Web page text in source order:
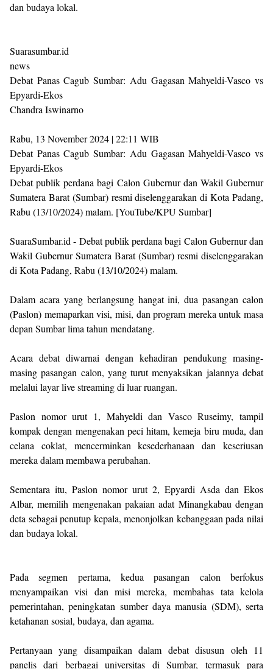
dan budaya lokal.
Suarasumbar.id
news
Debat Panas Cagub Sumbar: Adu Gagasan Mahyeldi-Vasco vs
Epyardi-Ekos
Chandra Iswinarno
Rabu, 13 November 2024 | 22:11 WIB
Debat Panas Cagub Sumbar: Adu Gagasan Mahyeldi-Vasco vs
Epyardi-Ekos
Debat publik perdana bagi Calon Gubernur dan Wakil Gubernur
Sumatera Barat (Sumbar) resmi diselenggarakan di Kota Padang,
Rabu (13/10/2024) malam. [YouTube/KPU Sumbar]
SuaraSumbar.id - Debat publik perdana bagi Calon Gubernur dan
Wakil Gubernur Sumatera Barat (Sumbar) resmi diselenggarakan
di Kota Padang, Rabu (13/10/2024) malam.
Dalam acara yang berlangsung hangat ini, dua pasangan calon
(Paslon) memaparkan visi, misi, dan program mereka untuk masa
depan Sumbar lima tahun mendatang.
Acara debat diwarnai dengan kehadiran pendukung masing-
masing pasangan calon, yang turut menyaksikan jalannya debat
melalui layar live streaming di luar ruangan.
Paslon nomor urut 1, Mahyeldi dan Vasco Ruseimy, tampil
kompak dengan mengenakan peci hitam, kemeja biru muda, dan
celana coklat, mencerminkan kesederhanaan dan keseriusan
mereka dalam membawa perubahan.
Sementara itu, Paslon nomor urut 2, Epyardi Asda dan Ekos
Albar, memilih mengenakan pakaian adat Minangkabau dengan
deta sebagai penutup kepala, menonjolkan kebanggaan pada nilai
dan budaya lokal.
Pada segmen pertama, kedua pasangan calon berfokus
menyampaikan visi dan misi mereka, membahas tata kelola
pemerintahan, peningkatan sumber daya manusia (SDM), serta
ketahanan sosial, budaya, dan agama.
Pertanyaan yang disampaikan dalam debat disusun oleh 11
panelis dari berbagai universitas di Sumbar, termasuk para